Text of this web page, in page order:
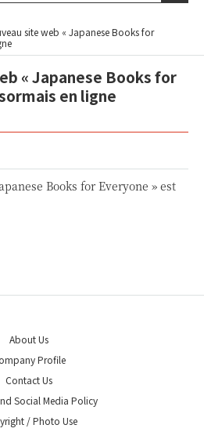
site web « Japanese Books for
« Japanese Books for
en ligne
Books for Everyone » est
About Us
Profile
Contact Us
Social Media Policy
/ Photo Use